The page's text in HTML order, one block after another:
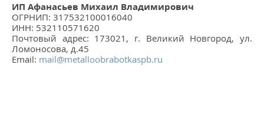
ИП Афанасьев Михаил Владимирович
ОГРНИП: 317532100016040
ИНН: 532110571620
Почтовый адрес: 173021, г. Великий Новгород, ул.
Ломоносова, д.45
Email: mail@metalloobrabotkaspb.ru